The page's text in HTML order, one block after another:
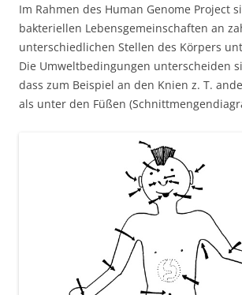
Im Rahmen des Human Genome Project
bakteriellen Lebensgemeinschaften an
unterschiedlichen Stellen des Körpers
Die Umweltbedingungen unterscheiden
dass zum Beispiel an den Knien z. T.
als unter den Füßen